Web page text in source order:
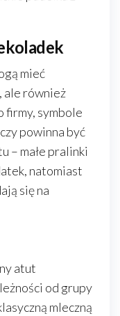
mieć
ale również
firmy, symbole
powinna być
– małe pralinki
natomiast
się na
atut
od grupy
mleczną